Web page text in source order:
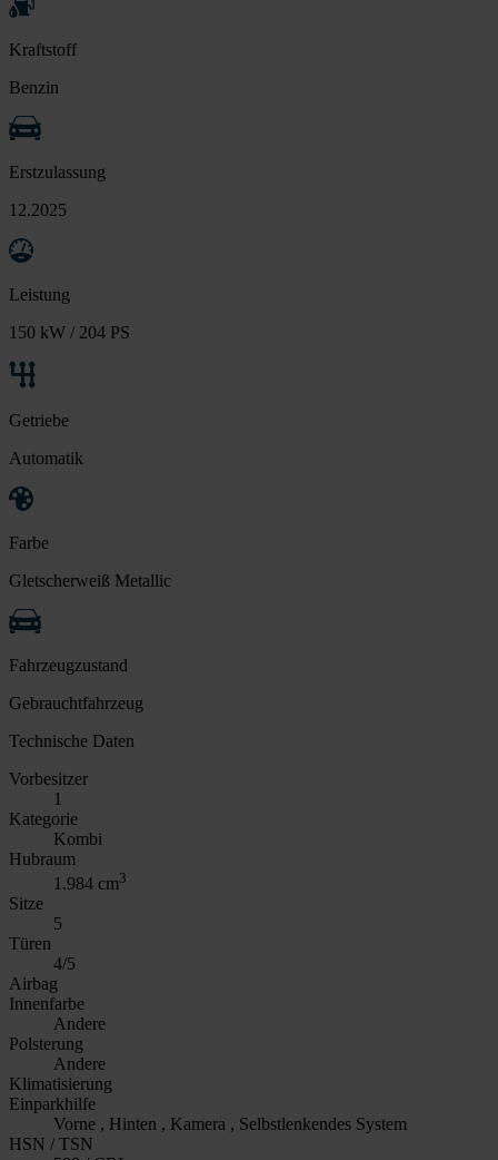
Kraftstoff
Benzin
Erstzulassung
12.2025
Leistung
150 kW / 204 PS
Getriebe
Automatik
Farbe
Gletscherweiß Metallic
Fahrzeugzustand
Gebrauchtfahrzeug
Technische Daten
Vorbesitzer
1
Kategorie
Kombi
Hubraum
1.984 cm3
Sitze
5
Türen
4/5
Airbag
Innenfarbe
Andere
Polsterung
Andere
Klimatisierung
Einparkhilfe
Vorne , Hinten , Kamera , Selbstlenkendes System
HSN / TSN